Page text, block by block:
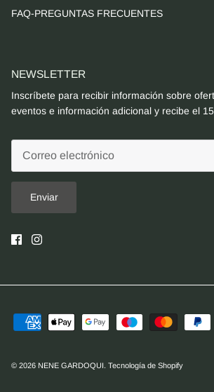
FAQ-PREGUNTAS FRECUENTES
NEWSLETTER
Inscríbete para recibir información sobre
eventos e información adicional y recibe el
Enviar
© 2026 NENE GARDOQUI. Tecnología de Shopify